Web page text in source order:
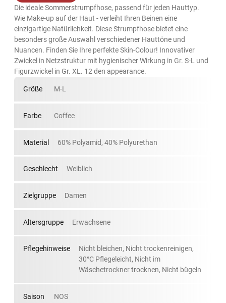
Die ideale Sommerstrumpfhose, passend für jeden Hauttyp.
Wie Make-up auf der Haut - verleiht Ihren Beinen eine
einzigartige Natürlichkeit. Diese Strumpfhose bietet eine
besonders große Auswahl verschiedener Hauttöne und
Nuancen. Finden Sie Ihre perfekte Skin-Colour! Innovativer
Zwickel in Netzstruktur mit hygienischer Wirkung in Gr. S-L und
Figurzwickel in Gr. XL. 12 den appearance.
Größe M-L
Farbe Coffee
Material 60% Polyamid, 40% Polyurethan
Geschlecht Weiblich
Zielgruppe Damen
Altersgruppe Erwachsene
Pflegehinweise
Nicht bleichen, Nicht trockenreinigen,
30°C Pflegeleicht, Nicht im
Wäschetrockner trocknen, Nicht bügeln
Saison NOS